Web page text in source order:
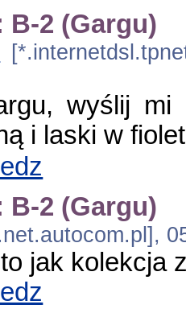
B-2 (Gargu)
wyślij mi
i laski w
B-2 (Gargu)
jak kolekcja